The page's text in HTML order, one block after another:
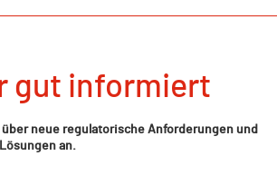
gut informiert
neue regulatorische Anforderungen und
an.